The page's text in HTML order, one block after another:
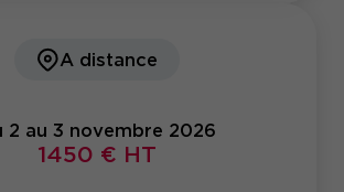
A distance
2 au 3 novembre 2026
1450 € HT